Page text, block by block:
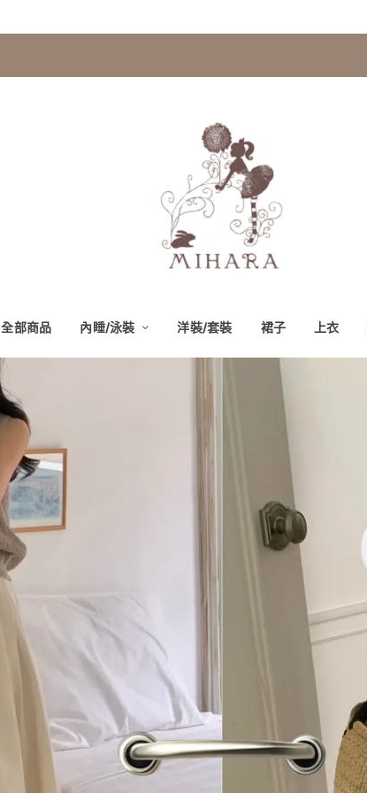
全部商品 內睡/泳裝 洋裝/套裝 裙子 上衣